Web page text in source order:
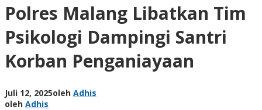
Polres Malang Libatkan Tim
Psikologi Dampingi Santri
Korban Penganiayaan
Juli 12, 2025oleh Adhis
oleh Adhis